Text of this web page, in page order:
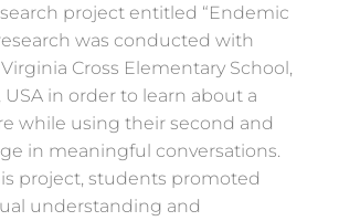
project entitled “Endemic
was conducted with
Cross Elementary School,
USA in order to learn about a
while using their second and
in meaningful conversations.
project, students promoted
understanding and